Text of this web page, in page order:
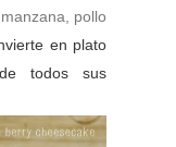
pollo
en plato
todos sus